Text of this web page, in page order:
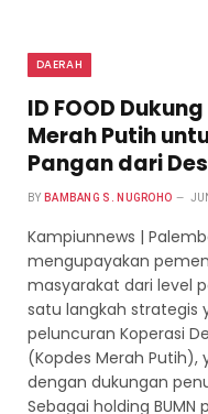
DAERAH
ID FOOD
Merah Putih
Pangan dari
BY BAMBANG S. NUGROHO
Kampiunnews |
mengupayakan
masyarakat dari level
satu langkah strategis
peluncuran Koperasi
(Kopdes Merah Putih),
dengan dukungan
Sebagai holding BUMN